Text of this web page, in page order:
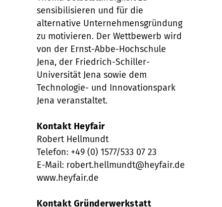
sensibilisieren und für die
alternative Unternehmensgründung
zu motivieren. Der Wettbewerb wird
von der Ernst-Abbe-Hochschule
Jena, der Friedrich-Schiller-
Universität Jena sowie dem
Technologie- und Innovationspark
Jena veranstaltet.
Kontakt Heyfair
Robert Hellmundt
Telefon: +49 (0) 1577/533 07 23
E-Mail: robert.hellmundt@heyfair.de
www.heyfair.de
Kontakt Gründerwerkstatt